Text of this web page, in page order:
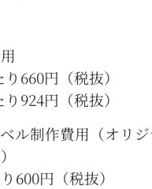
660円（税抜）
924円（税抜）
ル制作費用（オリ
600円（税抜）